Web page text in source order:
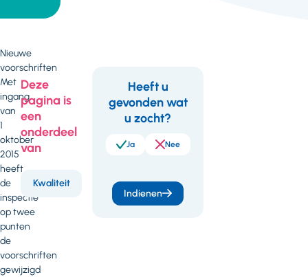
Nieuwe
voorschriften
Met
ingang
van
1
oktober
2015
heeft
de
inspectie
op twee
punten
de
voorschriften
gewijzigd
Onderzoeksrapport
beleidswijziging
calamiteitentoezicht
(PDF - 269 kB)
Kwaliteit11 juni 2019
Deze
pagina is
een
onderdeel
van
Kwaliteit
Feedback
Heeft u
gevonden wat
u zocht?
Ja Nee
Indienen